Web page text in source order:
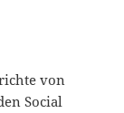
von
Social